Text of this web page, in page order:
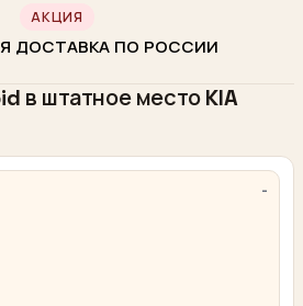
АКЦИЯ
ДОСТАВКА ПО РОССИИ
в штатное место KIA